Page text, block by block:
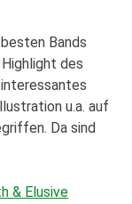
Bands
des
u.a. auf
Da sind
& Elusive